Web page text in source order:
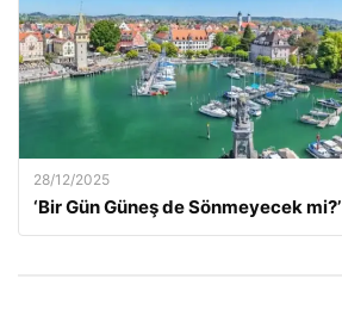
28/12/2025
‘Bir Gün Güneş de Sönmeyecek mi?’